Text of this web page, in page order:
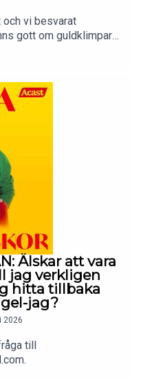
och vi besvarat
gott om guldklimpar i
vi våra favoriter –
förtjänar en lyssning
Peter
Älskar att vara
jag verkligen
hitta tillbaka
jag?
2026
till